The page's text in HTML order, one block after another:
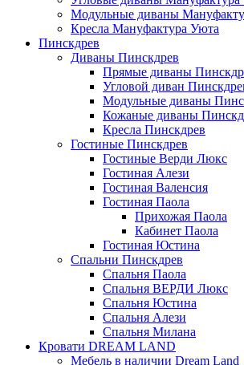
Модульные диваны
Кресла Мануфактура Уюта
Пинскдрев
Диваны Пинскдрев
Прямые диваны
Угловой диван
Модульные диваны
Кожаные диваны
Кресла Пинскдрев
Гостиные Пинскдрев
Гостиные Верди Люкс
Гостиная Алези
Гостиная Валенсия
Гостиная Паола
Прихожая Паола
Кабинет Паола
Гостиная Юстина
Спальни Пинскдрев
Спальня Паола
Спальня ВЕРДИ Люкс
Спальня Юстина
Спальня Алези
Спальня Милана
Кровати DREAM LAND
Мебель в наличии Dream Land